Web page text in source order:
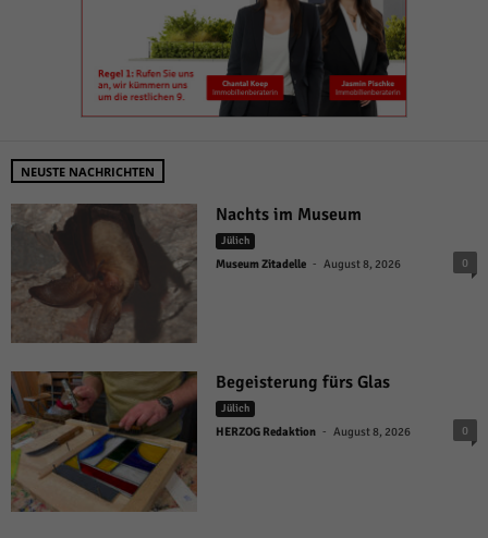
NEUSTE NACHRICHTEN
Nachts im Museum
Jülich
Museum Zitadelle - August 8, 2026 0
Begeisterung fürs Glas
Jülich
HERZOG Redaktion - August 8, 2026 0